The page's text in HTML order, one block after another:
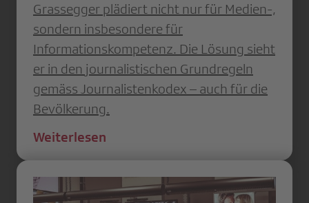
Grassegger plädiert nicht nur für Medien-,
sondern insbesondere für
Informationskompetenz. Die Lösung sieht
er in den journalistischen Grundregeln
gemäss Journalistenkodex – auch für die
Bevölkerung.
Weiterlesen